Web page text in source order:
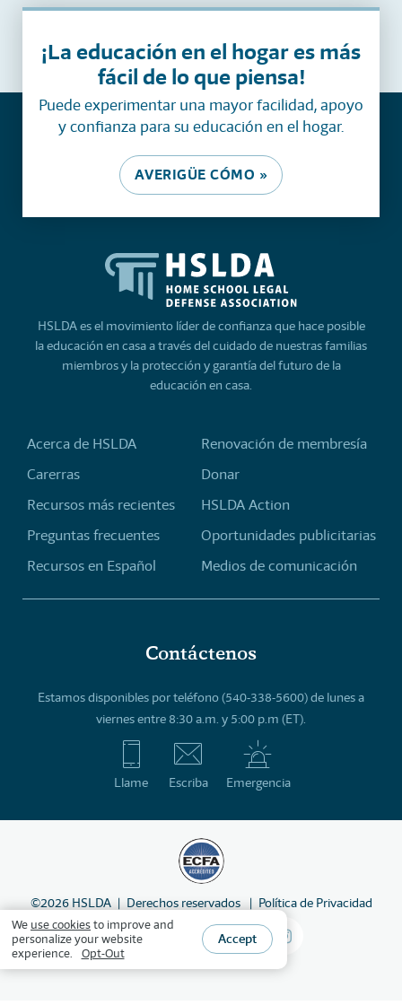
¡La educación en el hogar es más
fácil de lo que piensa!
Puede experimentar una mayor facilidad, apoyo
y confianza para su educación en el hogar.
AVERIGÜE CÓMO »
HSLDA es el movimiento líder de confianza que hace posible
la educación en casa a través del cuidado de nuestras familias
miembros y la protección y garantía del futuro de la
educación en casa.
Acerca de HSLDA
Carerras
Recursos más recientes
Preguntas frecuentes
Recursos en Español
Renovación de membresía
Donar
HSLDA Action
Oportunidades publicitarias
Medios de comunicación
Contáctenos
Estamos disponibles por teléfono (540-338-5600) de lunes a
viernes entre 8:30 a.m. y 5:00 p.m (ET).
Llame Escriba Emergencia
©2026 HSLDA Derechos reservados Política de Privacidad
We use cookiesto improve and
personalize your website
experience.
Opt-Out
Accept